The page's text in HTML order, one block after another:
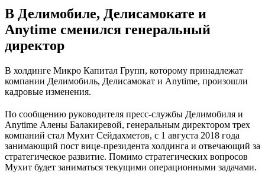
В Делимобиле, Делисамокате и
Anytime сменился генеральный
директор
В холдинге Микро Капитал Групп, которому принадлежат
компании Делимобиль, Делисамокат и Anytime, произошли
кадровые изменения.
По сообщению руководителя пресс-службы Делимобиля и
Anytime Алены Балакиревой, генеральным директором трех
компаний стал Мухит Сейдахметов, с 1 августа 2018 года
занимающий пост вице-президента холдинга и отвечающий за
стратегическое развитие. Помимо стратегических вопросов
Мухит будет заниматься текущими операционными задачами.